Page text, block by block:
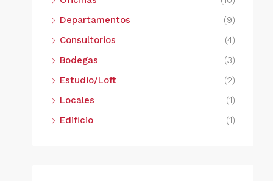
Departamentos
(9)
Consultorios
(4)
Bodegas
(3)
Estudio/Loft
(2)
Locales
(1)
Edificio
(1)